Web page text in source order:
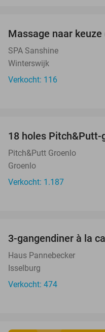
Massage naar
SPA Sanshine
Winterswijk
Verkocht: 116
18 holes Pitch&Putt-
Pitch&Putt Groenlo
Groenlo
Verkocht: 1.187
3-gangendiner à la
Haus Pannebecker
Isselburg
Verkocht: 474